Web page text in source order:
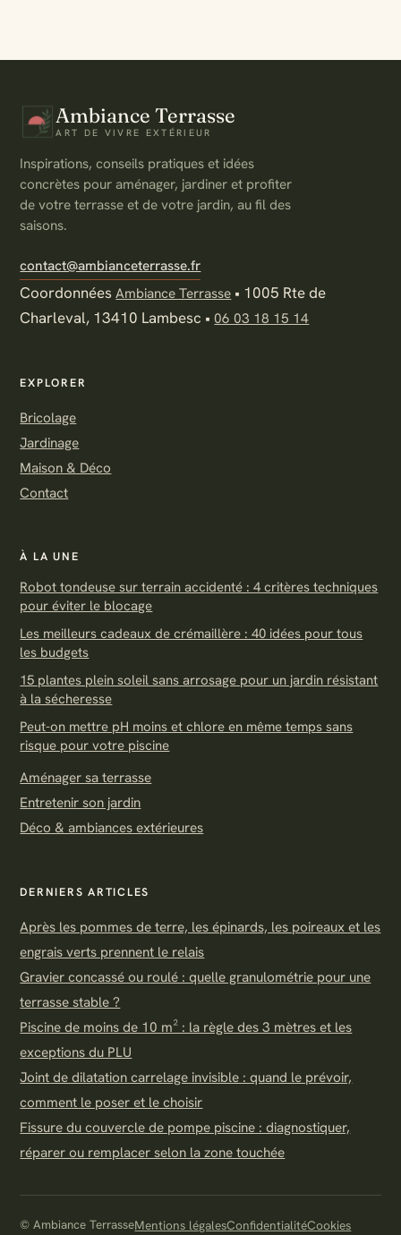
Ambiance Terrasse
ART DE VIVRE EXTÉRIEUR
Inspirations, conseils pratiques et idées
concrètes pour aménager, jardiner et profiter
de votre terrasse et de votre jardin, au fil des
saisons.
contact@ambianceterrasse.fr
Coordonnées Ambiance Terrasse • 1005 Rte de
Charleval, 13410 Lambesc •06 03 18 15 14
EXPLORER
Bricolage
Jardinage
Maison & Déco
Contact
À LA UNE
Robot tondeuse sur terrain accidenté : 4 critères techniques
pour éviter le blocage
Les meilleurs cadeaux de crémaillère : 40 idées pour tous
les budgets
15 plantes plein soleil sans arrosage pour un jardin résistant
à la sécheresse
Peut-on mettre pH moins et chlore en même temps sans
risque pour votre piscine
Aménager sa terrasse
Entretenir son jardin
Déco & ambiances extérieures
DERNIERS ARTICLES
Après les pommes de terre, les épinards, les poireaux et les
engrais verts prennent le relais
Gravier concassé ou roulé : quelle granulométrie pour une
terrasse stable ?
Piscine de moins de 10 m² : la règle des 3 mètres et les
exceptions du PLU
Joint de dilatation carrelage invisible : quand le prévoir,
comment le poser et le choisir
Fissure du couvercle de pompe piscine : diagnostiquer,
réparer ou remplacer selon la zone touchée
© Ambiance TerrasseMentions légalesConfidentialitéCookies